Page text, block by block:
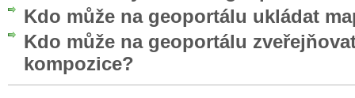
Kdo může na geoportálu ukládat
Kdo může na geoportálu
kompozice?